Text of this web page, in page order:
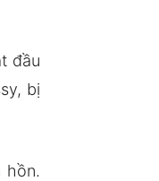
đầu
bị
hồn.